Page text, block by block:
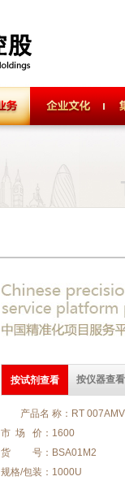
按试剂查看 按仪器查看
产品名 称：RT
市 场 价：1600
货 号：BSA01M2
规格/包装：1000U